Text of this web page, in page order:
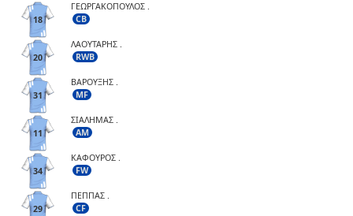
18
ΓΕΩΡΓΑΚΟΠΟΥΛΟΣ .
CB
20
ΛΑΟΥΤΑΡΗΣ .
RWB
31
ΒΑΡΟΥΞΗΣ .
MF
11
ΣΙΑΛΗΜΑΣ .
AM
34
ΚΑΦΟΥΡΟΣ .
FW
29
ΠΕΠΠΑΣ .
CF